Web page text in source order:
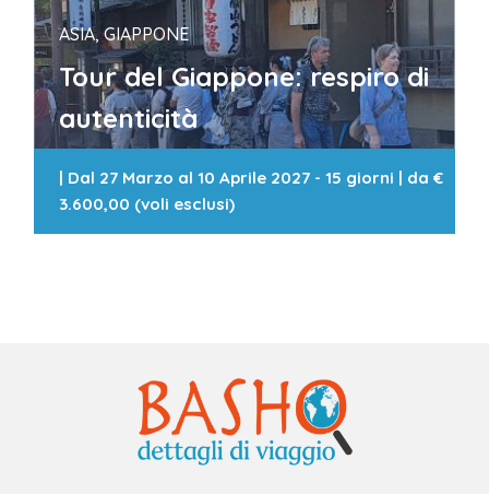
ASIA, GIAPPONE
Tour del Giappone: respiro di
autenticità
| Dal 27 Marzo al 10 Aprile 2027 - 15 giorni | da€
3.600,00 (voli esclusi)